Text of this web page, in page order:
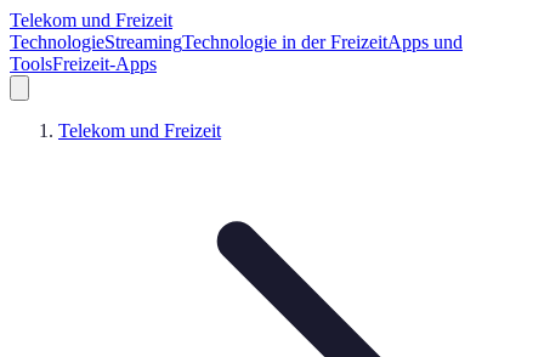
Telekom und Freizeit
TechnologieStreamingTechnologie in der FreizeitApps und
ToolsFreizeit-Apps
Telekom und Freizeit